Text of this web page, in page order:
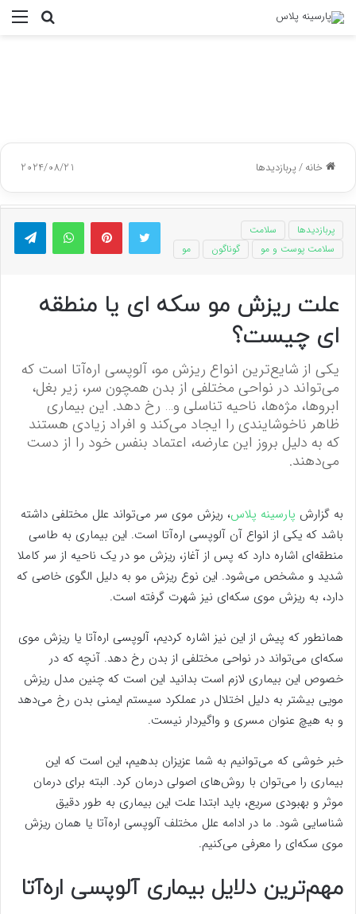
جستجو
خانه/پربازدیدها 2024/08/21
توییتر پینتریستواتس آپ
پربازدیدها
سلامت
سلامت پوست و مو
گوناگون مو
علت ریزش مو سکه ای یا منطقه
ای چیست؟
یکی از شایع‌ترین انواع ریزش مو، آلوپسی اره‌آتا است که
می‌تواند در نواحی مختلفی از بدن همچون سر، زیر بغل،
ابروها، مژه‌ها، ناحیه تناسلی و… رخ دهد. این بیماری
ظاهر ناخوشایندی را ایجاد می‌کند و افراد زیادی هستند
که به دلیل بروز این عارضه، اعتماد بنفس خود را از دست
می‌دهند.
به گزارش پارسینه پلاس، ریزش موی سر می‌تواند علل مختلفی داشته
باشد که یکی از انواع آن آلوپسی اره‌آتا است. این بیماری به طاسی
منطقه‌ای اشاره دارد که پس از آغاز، ریزش مو در یک ناحیه از سر کاملا
شدید و مشخص می‌شود. این نوع ریزش مو به دلیل الگوی خاصی که
دارد، به ریزش موی سکه‌ای نیز شهرت گرفته است.
همانطور که پیش از این نیز اشاره کردیم، آلوپسی اره‌آتا یا ریزش موی
سکه‌ای می‌تواند در نواحی مختلفی از بدن رخ دهد. آنچه که در
خصوص این بیماری لازم است بدانید این است که چنین مدل ریزش
مویی بیشتر به دلیل اختلال در عملکرد سیستم ایمنی بدن رخ می‌دهد
و به هیچ عنوان مسری و واگیردار نیست.
خبر خوشی که می‌توانیم به شما عزیزان بدهیم، این است که این
بیماری را می‌توان با روش‌های اصولی درمان کرد. البته برای درمان
موثر و بهبودی سریع، باید ابتدا علت این بیماری به طور دقیق
شناسایی شود. ما در ادامه علل مختلف آلوپسی اره‌آتا یا همان ریزش
موی سکه‌ای را معرفی می‌کنیم.
مهم‌ترین دلایل بیماری آلوپسی اره‌آتا